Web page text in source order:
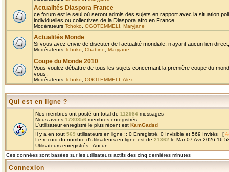
Actualités Diaspora France
ce forum est le seul où seront admis des sujets en rapport avec la situation
individuelles ou collectives de la Diaspora afro en France.
Modérateurs Tchoko OGOTEMMELI Maryjane
Actualités Monde
Si vous avez envie de discuter de l’actualité mondiale, n’ayant aucun lien
Modérateurs Tchoko Chabine Maryjane
Coupe du Monde 2010
Vous voulez débattre de tous les sujets concernant la première coupe du
vous.
Modérateurs Tchoko OGOTEMMELI Alex
Qui est en ligne ?
Nos membres ont posté un total de 112984 messages
Nous avons 1780356 membres enregistrés
L'utilisateur enregistré le plus récent est KamGadsd
Il y a en tout 569 utilisateurs en ligne :: 0 Enregistré, 0 Invisible et 569 Invités [
Le record du nombre d'utilisateurs en ligne est de 21362 le Mar 07 Avr 2026
Utilisateurs enregistrés : Aucun
Ces données sont basées sur les utilisateurs actifs des cinq dernières minutes
Connexion